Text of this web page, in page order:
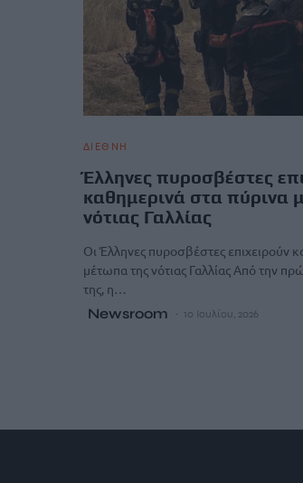
ΔΙΕΘΝΗ
Έλληνες πυροσβέστες
καθημερινά στα πύρινα
νότιας Γαλλίας
Οι Έλληνες πυροσβέστες επιχειρούν
μέτωπα της νότιας Γαλλίας Από την
της, η…
Newsroom 10 Ιουλίου, 2026